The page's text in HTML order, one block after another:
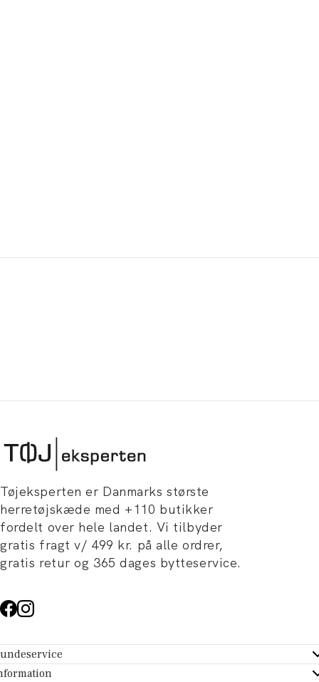
Tøjeksperten er Danmarks største
herretøjskæde med +110 butikker
fordelt over hele landet. Vi tilbyder
gratis fragt v/ 499 kr. på alle ordrer,
gratis retur og 365 dages bytteservice.
- Hjælpecenter